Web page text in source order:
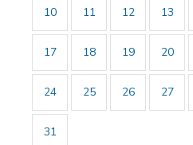
10 11 12 13
17 18 19 20
24 25 26 27
31